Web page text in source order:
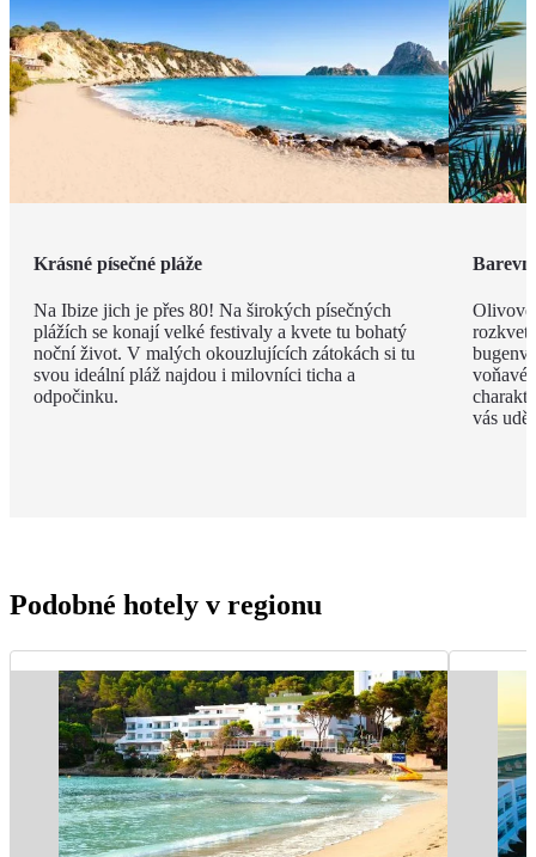
Krásné písečné pláže
Na Ibize jich je přes 80! Na širokých písečných
plážích se konají velké festivaly a kvete tu bohatý
noční život. V malých okouzlujících zátokách si tu
svou ideální pláž najdou i milovníci ticha a
odpočinku.
Olivové
voňavé
vás
Podobné hotely v regionu